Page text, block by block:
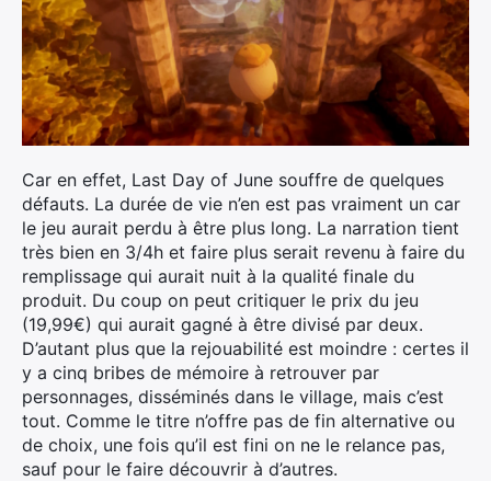
Car en effet, Last Day of June souffre de quelques
défauts. La durée de vie n’en est pas vraiment un car
le jeu aurait perdu à être plus long. La narration tient
très bien en 3/4h et faire plus serait revenu à faire du
remplissage qui aurait nuit à la qualité finale du
produit. Du coup on peut critiquer le prix du jeu
(19,99€) qui aurait gagné à être divisé par deux.
D’autant plus que la rejouabilité est moindre : certes il
y a cinq bribes de mémoire à retrouver par
personnages, disséminés dans le village, mais c’est
tout. Comme le titre n’offre pas de fin alternative ou
de choix, une fois qu’il est fini on ne le relance pas,
sauf pour le faire découvrir à d’autres.